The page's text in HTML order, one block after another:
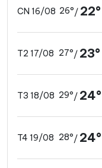
CN 16/08 26°/ 22°
T2 17/08 27°/ 23°
T3 18/08 29°/ 24°
T4 19/08 28°/ 24°